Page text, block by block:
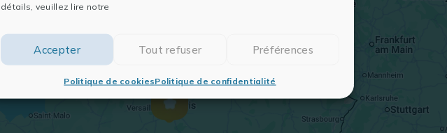
détails, veuillez lire notre
Accepter Tout refuser Préférences
Politique de cookiesPolitique de confidentialité